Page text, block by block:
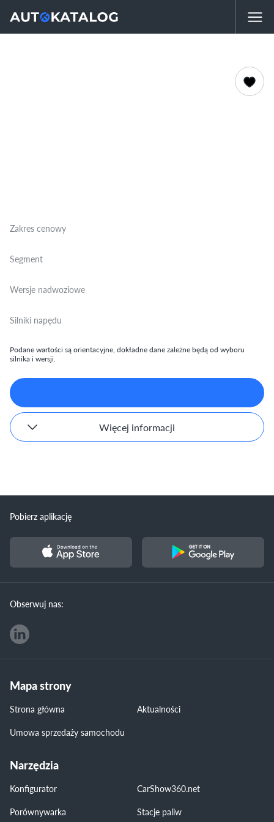
Zakres cenowy
Segment
Wersje nadwoziowe
Silniki napędu
Podane wartości są orientacyjne, dokładne dane zależne będą od wyboru
silnika i wersji.
Więcej informacji
Pobierz aplikację
Obserwuj nas:
Mapa strony
Strona główna
Aktualności
Umowa sprzedaży samochodu
Narzędzia
Konfigurator
CarShow360.net
Porównywarka
Stacje paliw